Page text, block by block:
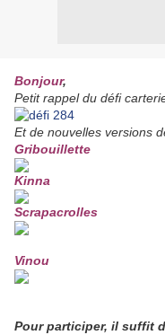
Bonjour,
Petit rappel du défi
Et de nouvelles versions
Gribouillette
Kinna
Scrapacrolles
Vinou
Pour participer, il suffit